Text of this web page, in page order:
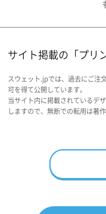
サイト掲載の「プリ
スウェット.jpでは、過去にご注
可を得て公開しています。
当サイト内に掲載されているデ
しますので、無断での転用は著